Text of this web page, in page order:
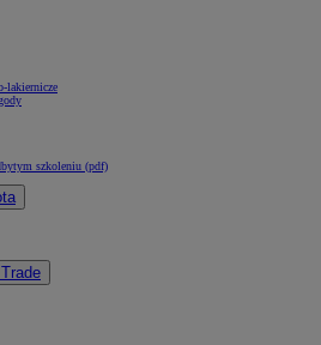
lakiernicze
szkoleniu (pdf)